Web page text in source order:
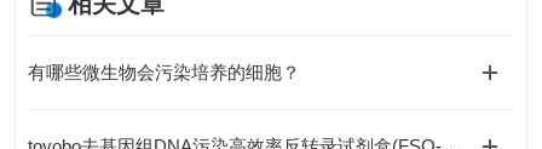
有哪些微生物会污染培养的细胞？